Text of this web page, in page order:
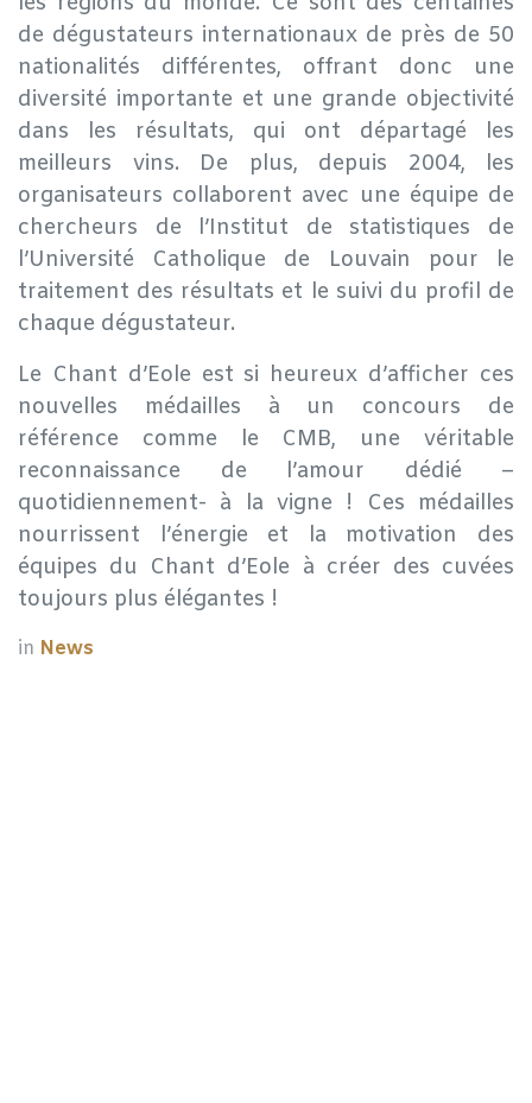
de dégustateurs internationaux de près de 50
nationalités différentes, offrant donc une
diversité importante et une grande objectivité
dans les résultats, qui ont départagé les
meilleurs vins. De plus, depuis 2004, les
organisateurs collaborent avec une équipe de
chercheurs de l’Institut de statistiques de
l’Université Catholique de Louvain pour le
traitement des résultats et le suivi du profil de
chaque dégustateur.
Le Chant d’Eole est si heureux d’afficher ces
nouvelles médailles à un concours de
référence comme le CMB, une véritable
reconnaissance de l’amour dédié –
quotidiennement- à la vigne ! Ces médailles
nourrissent l’énergie et la motivation des
équipes du Chant d’Eole à créer des cuvées
toujours plus élégantes !
in News